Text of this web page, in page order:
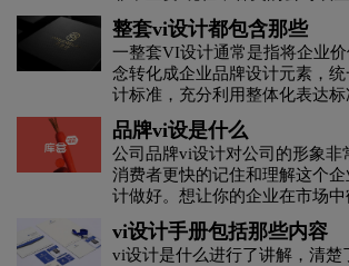
到了VI设计的重要意义，纷纷
公司来量身订做专有的设计标识
计基本流程是什么?以下, 我们
的介绍。
整套vi设计都包含那些
一整套VI设计通常是指将企业
念转化成企业品牌设计元素，
计标准，充分利用整体化表达
内部与公众，使其对公司企业产
同，以形成良好的公司企业印象
司产品和服务的市场销售。一
些内容？
品牌vi设是什么
公司品牌vi设计对公司的形象非
消费者更快的记住和理解这个
计做好。想让你的企业在市场
做的就是树立一个让人难忘的视
vi设计手册包括那些内容
vi设计是什么进行了讲解，清楚